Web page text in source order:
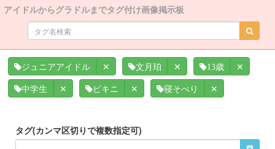
アイドルからグラドルまでタグ付け画像掲示板
ジュニアアイドル ✕ 文月珀 ✕ 13歳 ✕
中学生 ✕ ビキニ ✕ 寝そべり ✕
タグ(カンマ区切りで複数指定可)